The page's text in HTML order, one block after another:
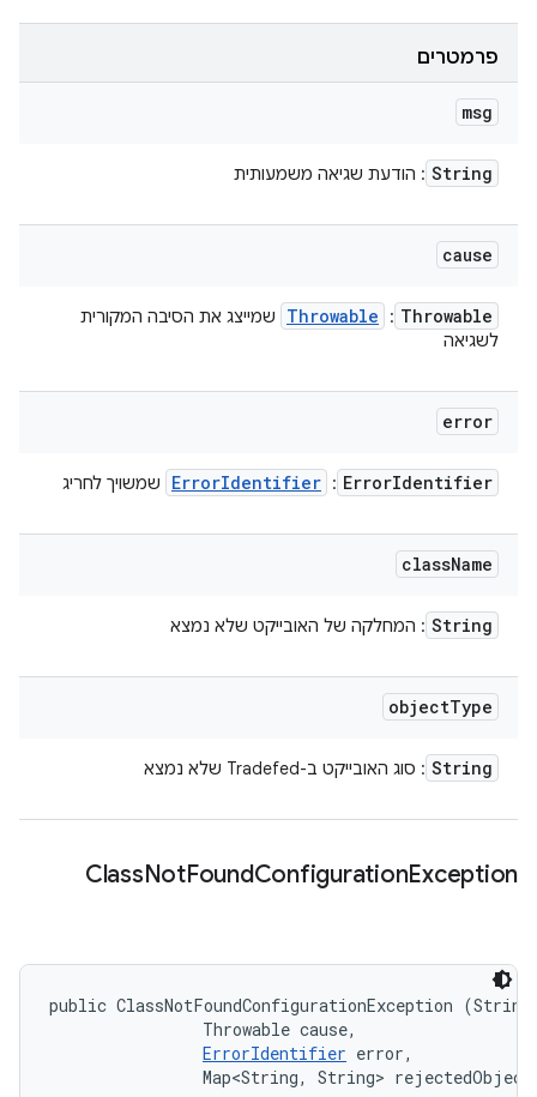
פרמטרים
msg
String : הודעת שגיאה משמעותית
cause
Throwable
:
Throwable
שמייצג את הסיבה המקורית
לשגיאה
error
ErrorIdentifier
:
ErrorIdentifier שמשויך לחריג
className
String : המחלקה של האובייקט שלא נמצא
objectType
String : סוג האובייקט ב-Tradefed שלא נמצא
ClassNotFoundConfigurationException
public ClassNotFoundConfigurationException
                Throwable cause,
ErrorIdentifier error,
Map<String, String>